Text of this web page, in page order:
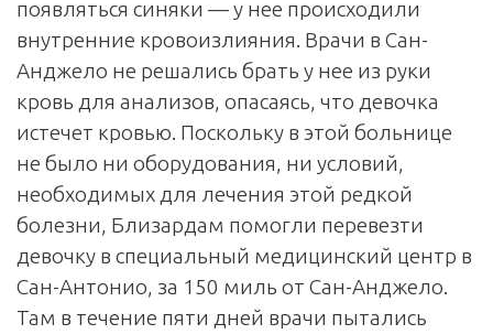
появляться синяки — у нее происходили
внутренние кровоизлияния. Врачи в Сан-
Анджело не решались брать у нее из руки
кровь для анализов, опасаясь, что девочка
истечет кровью. Поскольку в этой больнице
не было ни оборудования, ни условий,
необходимых для лечения этой редкой
болезни, Близардам помогли перевезти
девочку в специальный медицинский центр в
Сан-Антонио, за 150 миль от Сан-Анджело.
Там в течение пяти дней врачи пытались